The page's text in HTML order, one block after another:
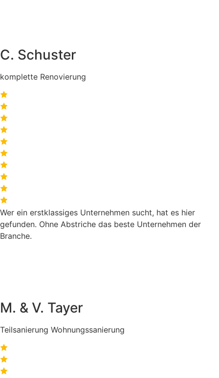
C. Schuster
komplette Renovierung
Wer ein erstklassiges Unternehmen sucht, hat es hier
gefunden. Ohne Abstriche das beste Unternehmen der
Branche.
M. & V. Tayer
Teilsanierung Wohnungssanierung